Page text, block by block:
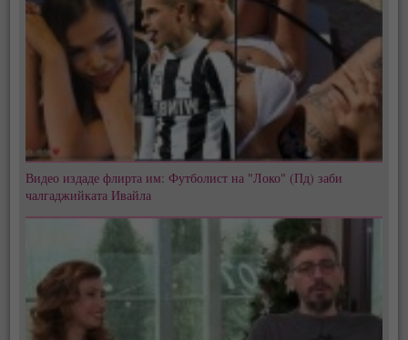
Видео издаде флирта им: Футболист на "Локо" (Пд) заби
чалгаджийката Ивайла